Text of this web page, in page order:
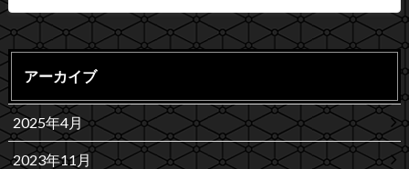
アーカイブ
2025年4月
2023年11月